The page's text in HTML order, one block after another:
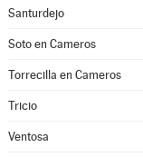
Santurdejo
Soto en Cameros
Torrecilla en Cameros
Tricio
Ventosa